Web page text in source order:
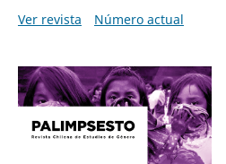
Ver revista
Número actual